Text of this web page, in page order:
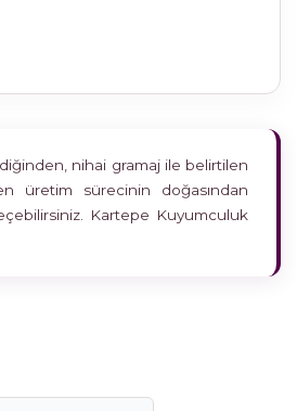
nihai gramaj ile belirtilen
üretim sürecinin doğasından
Kartepe Kuyumculuk